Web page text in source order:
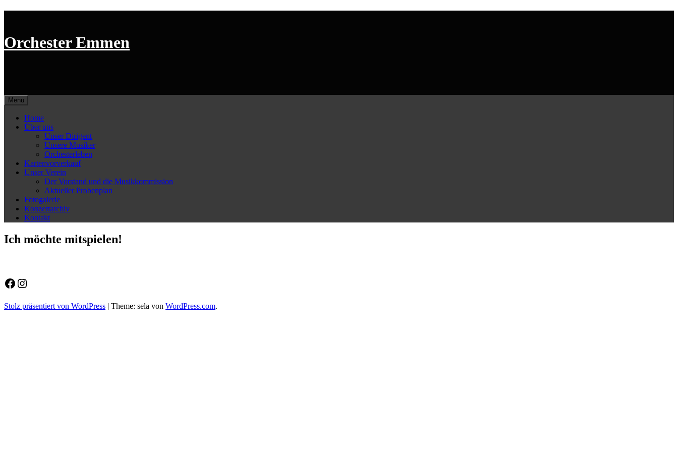
Orchester Emmen
Menü
Home
Über uns
Unser Dirigent
Unsere Musiker
Orchesterleben
Kartenvorverkauf
Unser Verein
Der Vorstand und die Musikkommission
Aktueller Probenplan
Fotogalerie
Konzertarchiv
Kontakt
Ich möchte mitspielen!
Facebook
Instagram
Stolz präsentiert von WordPress | Theme: sela von WordPress.com.